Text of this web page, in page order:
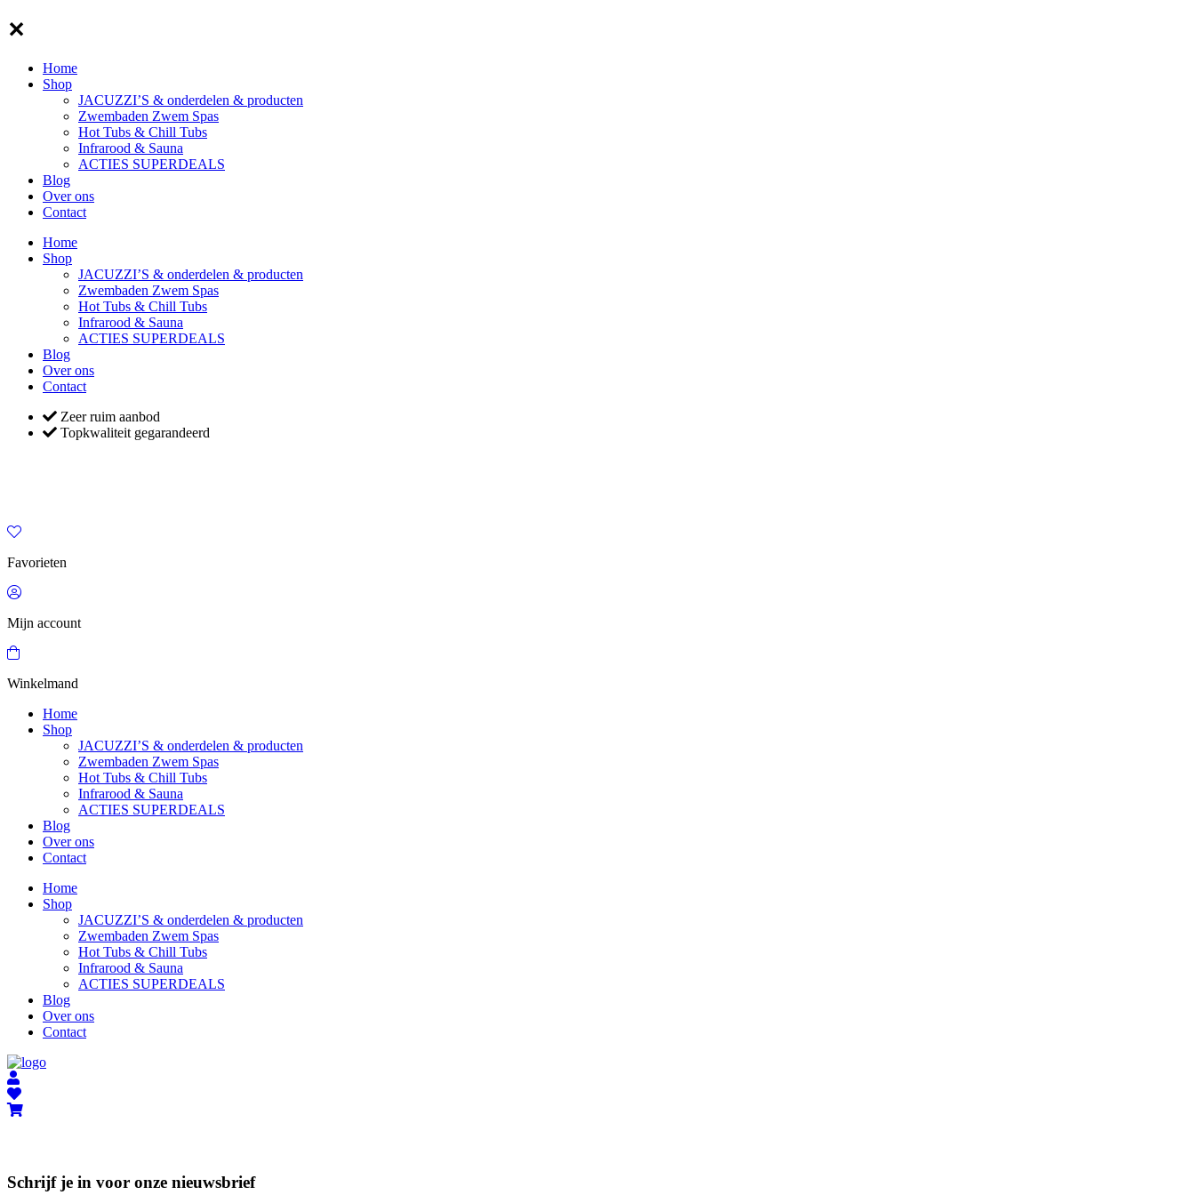
✕
Home
Shop
JACUZZI’S & onderdelen & producten
Zwembaden Zwem Spas
Hot Tubs & Chill Tubs
Infrarood & Sauna
ACTIES SUPERDEALS
Blog
Over ons
Contact
Home
Shop
JACUZZI’S & onderdelen & producten
Zwembaden Zwem Spas
Hot Tubs & Chill Tubs
Infrarood & Sauna
ACTIES SUPERDEALS
Blog
Over ons
Contact
Zeer ruim aanbod
Topkwaliteit gegarandeerd
Favorieten
Mijn account
Winkelmand
Home
Shop
JACUZZI’S & onderdelen & producten
Zwembaden Zwem Spas
Hot Tubs & Chill Tubs
Infrarood & Sauna
ACTIES SUPERDEALS
Blog
Over ons
Contact
Home
Shop
JACUZZI’S & onderdelen & producten
Zwembaden Zwem Spas
Hot Tubs & Chill Tubs
Infrarood & Sauna
ACTIES SUPERDEALS
Blog
Over ons
Contact
Schrijf je in voor onze nieuwsbrief